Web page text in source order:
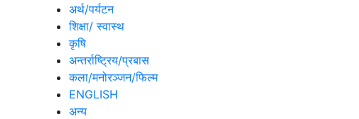
अर्थ/पर्यटन
शिक्षा/ स्वास्थ
कृषि
अन्तर्राष्ट्रिय/प्रबास
कला/मनोरञ्जन/फिल्म
ENGLISH
अन्य